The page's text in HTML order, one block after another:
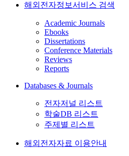
해외전자정보서비스 검색
Academic Journals
Ebooks
Dissertations
Conference Materials
Reviews
Reports
Databases & Journals
전자저널 리스트
학술DB 리스트
주제별 리스트
해외전자자료 이용안내